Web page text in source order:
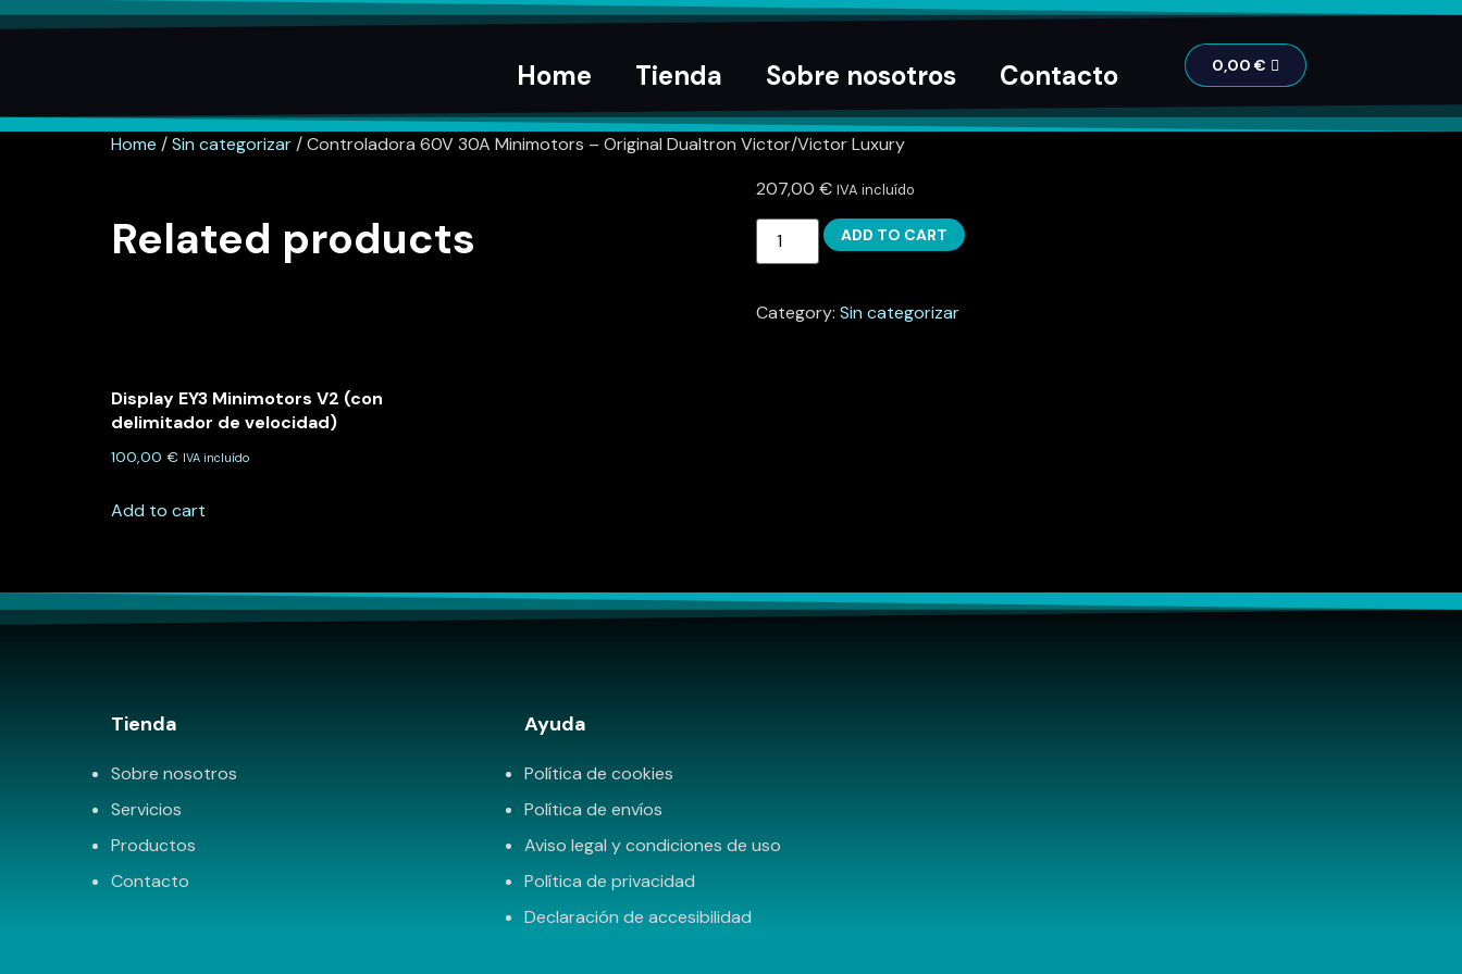
Home Tienda Sobre nosotros Contacto 0,00 €
Home /Sin categorizar / Controladora 60V 30A Minimotors – Original Dualtron Victor/Victor Luxury
207,00 € IVA incluído
ADD TO CART
Category: Sin categorizar
Related products
Display EY3 Minimotors V2 (con
delimitador de velocidad)
100,00 € IVA incluído
Add to cart
Tienda
Sobre nosotros
Servicios
Productos
Contacto
Ayuda
Política de cookies
Política de envíos
Aviso legal y condiciones de uso
Política de privacidad
Declaración de accesibilidad